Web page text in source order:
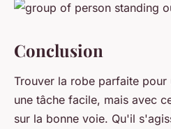
Conclusion
Trouver la robe parfaite pour
une tâche facile, mais avec
sur la bonne voie. Qu'il